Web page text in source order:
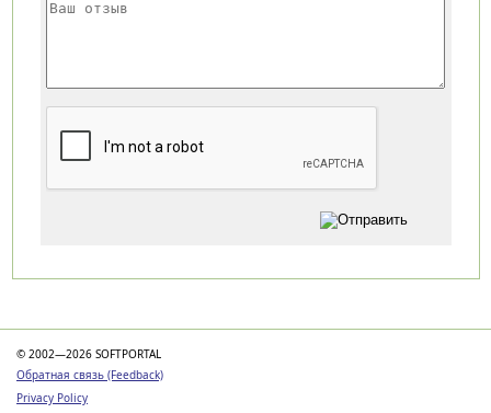
© 2002—2026 SOFTPORTAL
Обратная связь (Feedback)
Privacy Policy